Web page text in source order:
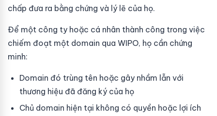
chấp đưa ra bằng chứng và lý lẽ của họ.
Để một công ty hoặc cá nhân thành công trong việc
chiếm đoạt một domain qua WIPO, họ cần chứng
minh:
Domain đó trùng tên hoặc gây nhầm lẫn với
thương hiệu đã đăng ký của họ
Chủ domain hiện tại không có quyền hoặc lợi ích